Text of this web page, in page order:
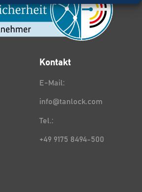
Kontakt
E-Mail:
info@tanlock.com
Tel.:
+49 9175 8494-500